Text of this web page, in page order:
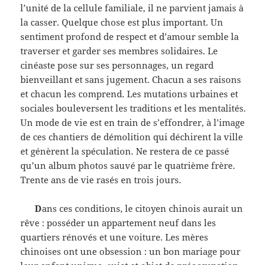
l’unité de la cellule familiale, il ne parvient jamais à
la casser. Quelque chose est plus important. Un
sentiment profond de respect et d’amour semble la
traverser et garder ses membres solidaires. Le
cinéaste pose sur ses personnages, un regard
bienveillant et sans jugement. Chacun a ses raisons
et chacun les comprend. Les mutations urbaines et
sociales bouleversent les traditions et les mentalités.
Un mode de vie est en train de s’effondrer, à l’image
de ces chantiers de démolition qui déchirent la ville
et génèrent la spéculation. Ne restera de ce passé
qu’un album photos sauvé par le quatrième frère.
Trente ans de vie rasés en trois jours.
Dans ces conditions, le citoyen chinois aurait un
rêve : posséder un appartement neuf dans les
quartiers rénovés et une voiture. Les mères
chinoises ont une obsession : un bon mariage pour